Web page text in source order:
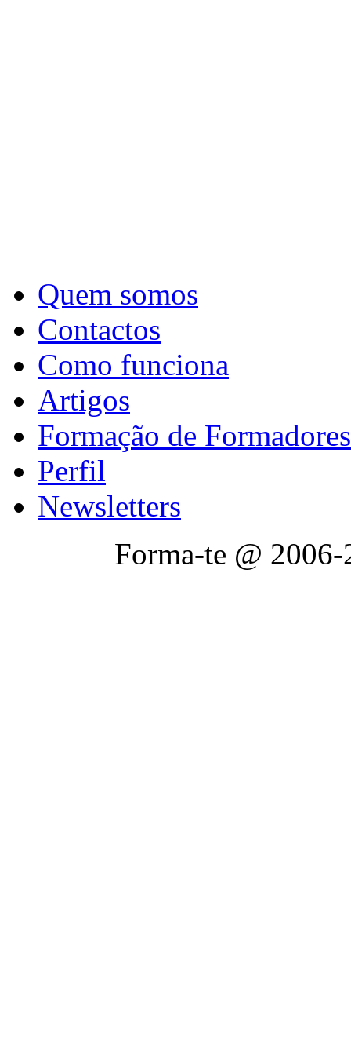
Quem somos
Contactos
Como funciona
Artigos
Formação de Formadores
Perfil
Newsletters
Forma-te @